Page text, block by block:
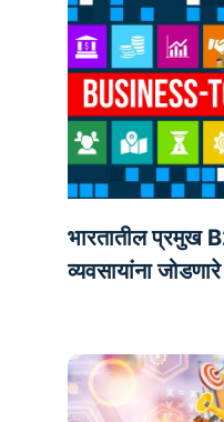
भारतातील प्रमुख
व्यवसायांना